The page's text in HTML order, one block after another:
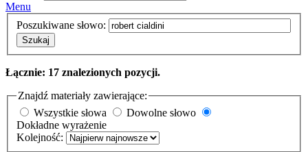
Menu
Poszukiwane słowo:
Szukaj
Łącznie: 17 znalezionych pozycji.
Znajdź materiały zawierające:
Wszystkie słowa
Dowolne słowo
Dokładne wyrażenie
Kolejność: